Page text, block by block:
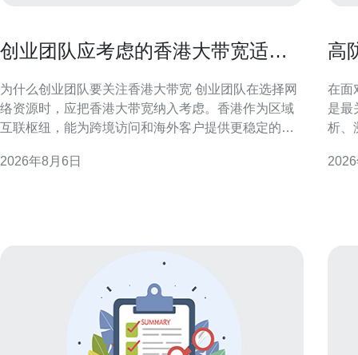
创业团队应考虑的香港大带宽适合
为什么创业团队要关注香港大带宽 创业团队在选择网
络资源时，应把香港大带宽纳入考虑。香港作为区域
互联枢纽，能为跨境访问和海外客户提供更稳定的连
带宽的核心优势 国际互联与低延迟 香港连接多条海底
2026年8月6日
高
在面
是最
析、
务器的日志